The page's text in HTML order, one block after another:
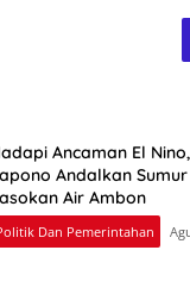
Ancaman El
Andalkan
Air Ambon
Dan Pemerintahan